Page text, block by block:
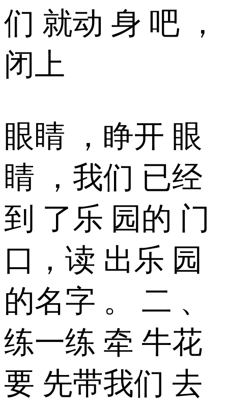
们 就动 身 吧 ，
闭上
眼睛 ，睁开 眼
睛 ，我们 已经
到 了乐 园的 门
口，读 出乐 园
的名字 。 二 、
练一练 牵 牛花
要 先带我们 去